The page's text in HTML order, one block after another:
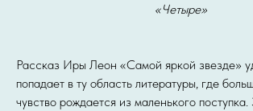
«Четыре»
Рассказ Иры Леон «Самой яркой звезде»
попадает в ту область литературы, где
чувство рождается из маленького